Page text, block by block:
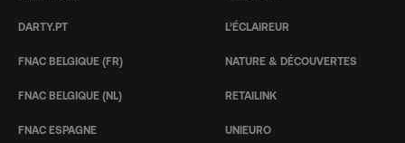
DARTY.PT
FNAC BELGIQUE (FR)
FNAC BELGIQUE (NL)
FNAC ESPAGNE
L’ÉCLAIREUR
NATURE & DÉCOUVERTES
RETAILINK
UNIEURO